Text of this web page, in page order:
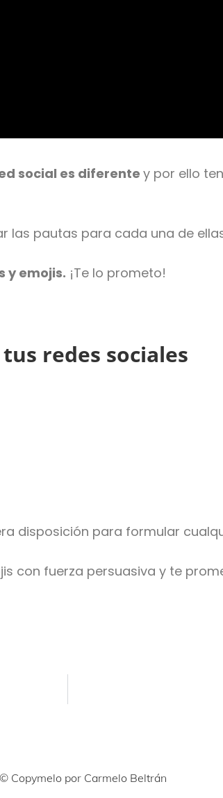
social es diferentey por ello
las pautas para cada una de
y emojis. ¡Te lo prometo!
redes sociales
disposición para formular
con fuerza persuasiva y te
Copymelo por Carmelo Beltrán